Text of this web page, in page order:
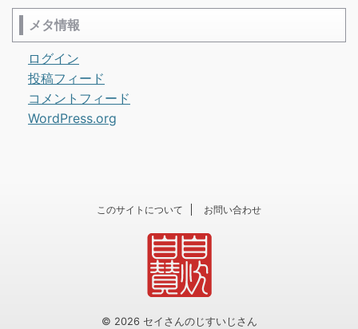
メタ情報
ログイン
投稿フィード
コメントフィード
WordPress.org
このサイトについて お問い合わせ
© 2026 セイさんのじすいじさん